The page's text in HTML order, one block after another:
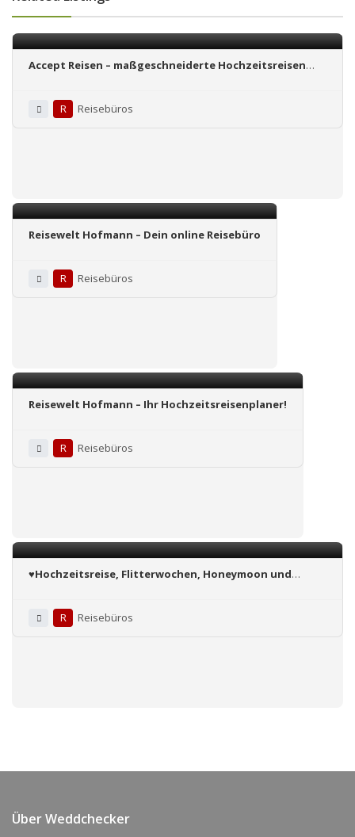
Accept Reisen – maßgeschneiderte Hochzeitsreisen
R
Reisebüros
Reisewelt Hofmann – Dein online Reisebüro
R Reisebüros
Reisewelt Hofmann – Ihr Hochzeitsreisenplaner!
R Reisebüros
♥️Hochzeitsreise, Flitterwochen, Honeymoon und
R
Reisebüros
Über Weddchecker